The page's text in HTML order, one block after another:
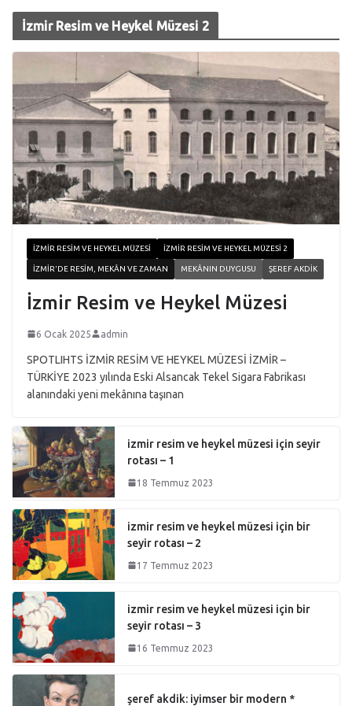
İzmir Resim ve Heykel Müzesi 2
İZMIR RESIM VE HEYKEL MÜZESI İZMIR RESIM VE HEYKEL MÜZESI 2
İZMIR'DE RESIM, MEKÂN VE ZAMAN MEKÂNIN DUYGUSU ŞEREF AKDIK
İzmir Resim ve Heykel Müzesi
6 Ocak 2025 admin
SPOTLIHTS İZMİR RESİM VE HEYKEL MÜZESİ İZMİR –
TÜRKİYE 2023 yılında Eski Alsancak Tekel Sigara Fabrikası
alanındaki yeni mekânına taşınan
izmir resim ve heykel müzesi için seyir
rotası – 1
18 Temmuz 2023
izmir resim ve heykel müzesi için bir
seyir rotası – 2
17 Temmuz 2023
izmir resim ve heykel müzesi için bir
seyir rotası – 3
16 Temmuz 2023
şeref akdik: iyimser bir modern *